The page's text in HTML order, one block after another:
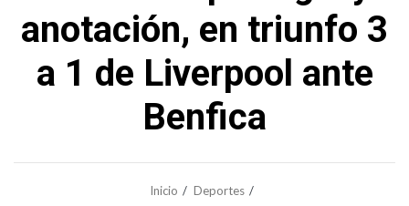
anotación, en triunfo 3
a 1 de Liverpool ante
Benfica
Inicio
Deportes